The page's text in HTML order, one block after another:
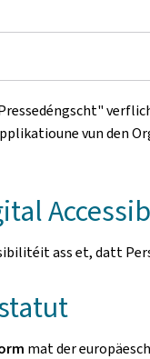
vun den
ass et, datt
mat der